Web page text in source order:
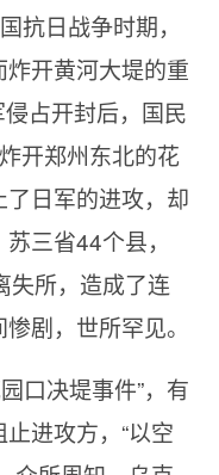
抗日战争时期，
开黄河大堤的重
占开封后，国民
开郑州东北的花
日军的进攻，却
三省44个县，
失所，造成了连
剧，世所罕见。
口决堤事件”，有
进攻方，“以空